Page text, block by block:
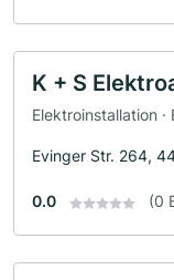
K + S
Elektroinstallation ·
Evinger Str. 264,
0.0 (0